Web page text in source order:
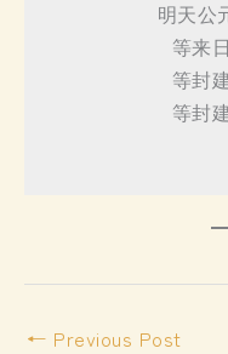
明天公
等来
等封
等封
← Previous Post